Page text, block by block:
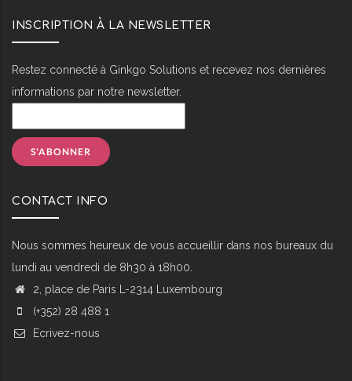
INSCRIPTION À LA NEWSLETTER
Restez connecté à Ginkgo Solutions et recevez nos dernières
informations par notre newsletter.
CONTACT INFO
Nous sommes heureux de vous accueillir dans nos bureaux du
lundi au vendredi de 8h30 à 18h00.
2, place de Paris L-2314 Luxembourg
(+352) 28 488 1
Ecrivez-nous